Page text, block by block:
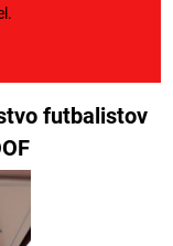
futbalistov